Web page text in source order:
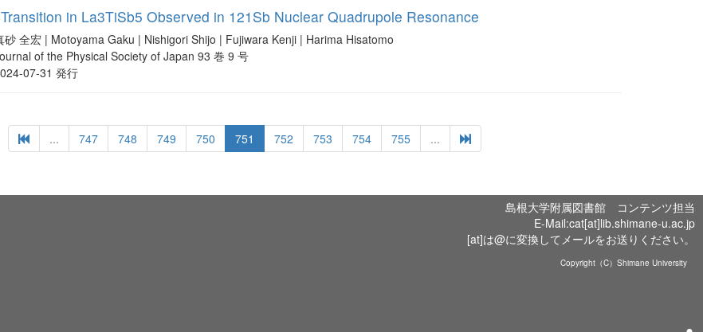
in La3TiSb5 Observed in 121Sb Nuclear Quadrupole Resonance
砂 全宏 | Motoyama Gaku | Nishigori Shijo | Fujiwara Kenji | Harima Hisatomo
of the Physical Society of Japan 93 巻 9 号
07-31 発行
... 747 748 749 750 751 752 753 754 755 ...
島根大学附属図書館 コンテンツ担当
E-Mail:cat[at]lib.shimane-u.ac.jp
[at]は@に変換してメールをお送りください。
Copyright（C）Shimane University